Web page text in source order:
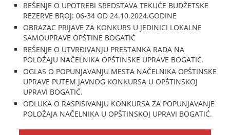
REŠENJE O UPOTREBI SREDSTAVA TEKUĆE BUDŽETSKE
REZERVE BROJ: 06-34 OD 24.10.2024.GODINE
OBRAZAC PRIJAVE ZA KONKURS U JEDINICI LOKALNE
SAMOUPRAVE OPŠTINE BOGATIĆ
REŠENJE O UTVRĐIVANJU PRESTANKA RADA NA
POLOŽAJU NAČELNIKA OPŠTINSKE UPRAVE BOGATIĆ.
OGLAS O POPUNJAVANJU MESTA NAČELNIKA OPŠTINSKE
UPRAVE PUTEM JAVNOG KONKURSA U OPŠTINSKOJ
UPRAVI BOGATIĆ.
ODLUKA O RASPISIVANJU KONKURSA ZA POPUNJAVANJE
POLOŽAJA NAČELNIKA U OPŠTINSKOJ UPRAVI BOGATIĆ.